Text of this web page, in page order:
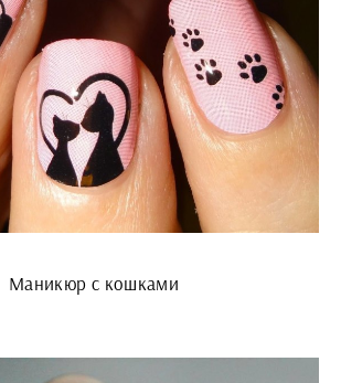
Маникюр с кошками